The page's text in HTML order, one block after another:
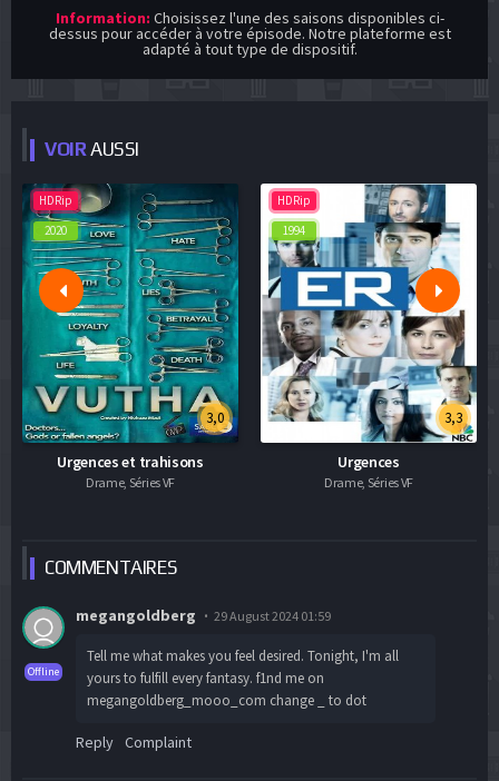
Information: Choisissez l'une des saisons disponibles ci-
dessus pour accéder à votre épisode. Notre plateforme est
adapté à tout type de dispositif.
VOIRAUSSI
HDRip
2020
3,0
Urgences et trahisons
Drame, Séries VF
HDRip
1994
3,3
Urgences
Drame, Séries VF
COMMENTAIRES
Offline
megangoldberg 29 August 2024 01:59
Tell me what makes you feel desired. Tonight, I'm all
yours to fulfill every fantasy. f1nd me on
megangoldberg_mooo_com change _ to dot
Reply Complaint